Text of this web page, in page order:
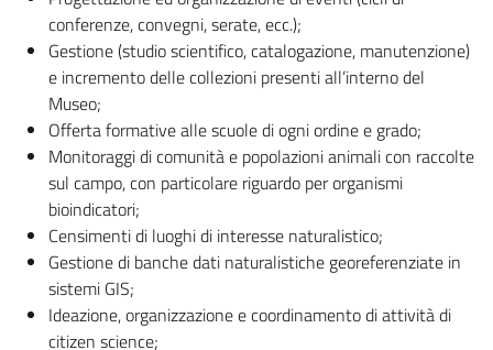
conferenze, convegni, serate, ecc.);
Gestione (studio scientifico, catalogazione, manutenzione)
e incremento delle collezioni presenti all’interno del
Museo;
Offerta formative alle scuole di ogni ordine e grado;
Monitoraggi di comunità e popolazioni animali con raccolte
sul campo, con particolare riguardo per organismi
bioindicatori;
Censimenti di luoghi di interesse naturalistico;
Gestione di banche dati naturalistiche georeferenziate in
sistemi GIS;
Ideazione, organizzazione e coordinamento di attività di
citizen science;